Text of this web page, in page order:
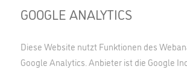
GOOGLE ANALYTICS
Diese Website nutzt Funktionen des
Google Analytics. Anbieter ist die Google